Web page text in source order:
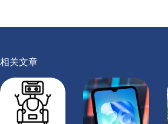
相关文章